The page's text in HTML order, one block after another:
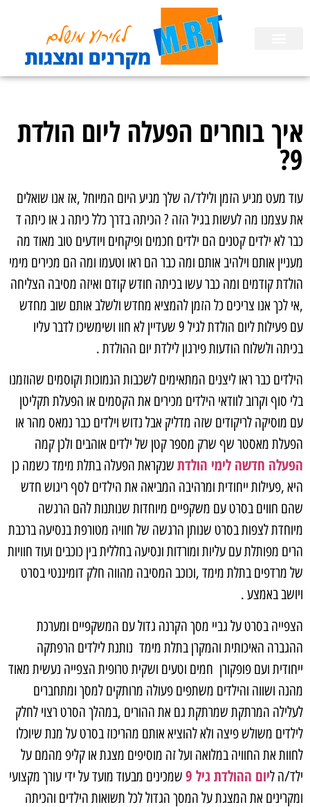
איך בוחרים הפעלה ליום הולדת
9?
עוד מעט מגיע הזמן ולילד/ה שלך מגיע היום המיוחל ,אז אנו שואלים
את עצמנו מה לעשות בגיל הזה ? הכיתה בדרך כלל כיתה ג או כיתה ד
כבר לא ילדים קטנים הם ילדים חכמים ופיקחים ויודעים טוב מאוד מה
מעניין אותם וילהיב אותם ומה כבר הם ראו וטעמו ומה הם מכירים מימי
הולדת קודמים ומה כבר עשו בכיתה חודש קודם ואיזה מסיבה הצליחה
,אי לכך אנו צריכים כל הזמן להמציא מחדש ולשלב אותם שוב מחדש
עם פעילות ליום הולדת לגיל 9 שעדיין לא חוו ושימשיכו לדבר עליו
בכיתה ולשלוח הודעות פירגון לילדת יום ההולדת .
הילדים כבר ראו ליצנים המתאימים לשכבות הנמוכות וקוסמים שהוזמנו
בלי סוף וקרוב לוודאי הילדים מכירים את הקסמים או הפעלת תקליטן
עם מוסיקה לריקודים שזה מדליק אבל נדוש וילדים כבר נמאס מהר או
הפעלת מאסטר שף שרק מספר קטן של ילדים אוהבים ולכן קמה
הפעלה חדשה לימי הולדת שנקראת הפעלה בתלת מימד כשמה כן
היא ,פעילות ייחודית ומרהיבה המביאה את הילדים לסף ריגוש חדש
שהם חווים בסרט עם משקפיים מיוחדות שנותנות להם הרגשה
מיוחדת לצפות בסרט שנותן הרגשה של חוויה מטורפת בנסיעה ברכבת
הרים מפותלת עם עליות ומורדות ונסיעה בחללית בין כוכבים ועוד חוויות
של מרדפים בתלת מימד ,וכוכב המסיבה מהווה חלק דומיננטי בסרט
ויושב באמצע .
הצפייה בסרט על גביי מסך הקרנה גדול עם המשקפיים ומערכת
ההגברה האיכותית והמקרן בתלת מימד נותנת לילדים הרפתקה
ייחודית ועם פופקורן חמים וטעים ושקית טרופית הצפייה נעשית מאוד
מהנה ושווה והילדים משתפים פעולה מרותקים למסך ומתחברים
לעלילה המרתקת שמרתקת גם את ההורים ,במהלך הסרט רצוי לחלק
לילדים משולש פיצה ולא להוציא אותם מהריכוז בסרט על מנת שיוכלו
לחוות את החוויה במלואה ועל זה מוסיפים מצגת או קליפ מהמם על
ילד/ה ליום ההולדת גיל 9
שמכינים מבעוד מועד על ידי עורך מקצועי
ומקרינים את המצגת על המסך הגדול לכל תשואות הילדים והכיתה